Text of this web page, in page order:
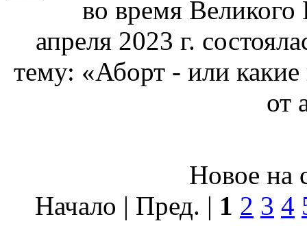
во время
апреля 2023 г.
тему: «Аборт - или какие
от
Новое на
Начало | Пред. | 1 2 3 4